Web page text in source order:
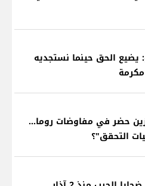
يضيع الحق حينما نستجديه
حضر في مفاوضات روما...
التحقق"؟